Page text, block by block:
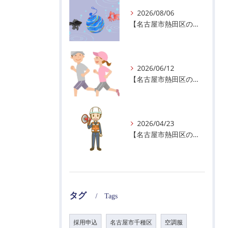
2026/08/06
【名古屋市熱田区の警備会社】夏季休業のお知らせ
2026/06/12
【名古屋市熱田区の警備会社】暑熱順化で熱中症対策を！
2026/04/23
【名古屋市熱田区の警備会社】GWの面接状況について！
タグ Tags
採用申込 名古屋市千種区 空調服